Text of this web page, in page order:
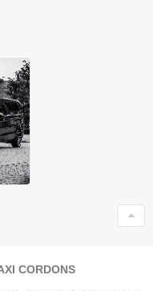
CORDONS